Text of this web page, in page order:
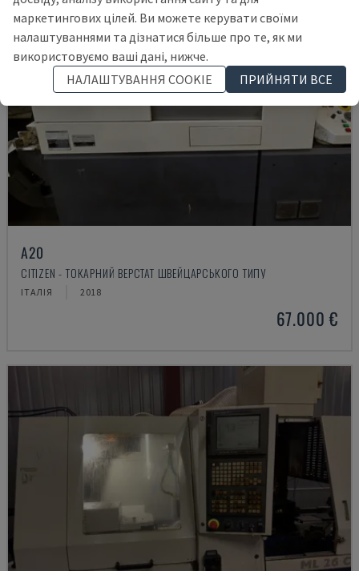
A20
CITIZEN - ТОКАРНИЙ ВЕРСТАТ ШВЕЙЦАРСЬКОГО ТИПУ
ІТАЛІЯ 2018
67.000 €
маркетингових цілей. Ви можете керувати своїми
налаштуваннями та дізнатися більше про те, як ми
використовуємо ваші дані, нижче.
НАЛАШТУВАННЯ COOKIE
ПРИЙНЯТИ ВСЕ